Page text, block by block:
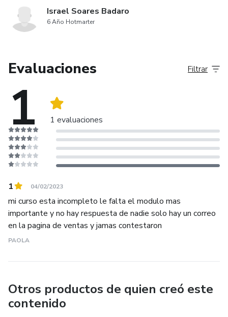
Israel Soares Badaro
6 Año Hotmarter
Evaluaciones
1 1 evaluaciones
Filtrar
1 04/02/2023
mi curso esta incompleto le falta el modulo mas
importante y no hay respuesta de nadie solo hay un correo
en la pagina de ventas y jamas contestaron
PAOLA
Otros productos de quien creó este
contenido